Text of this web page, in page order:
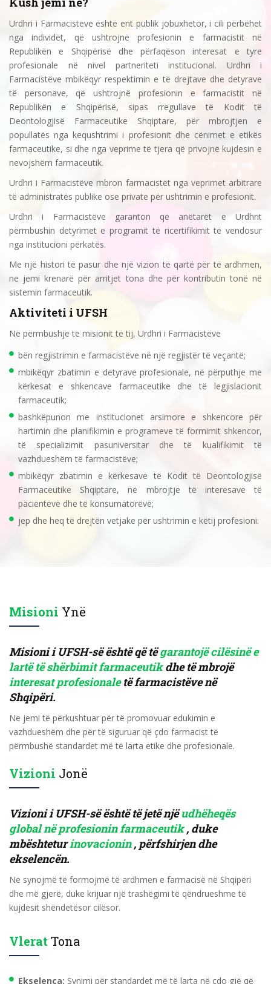
Urdhri i Farmacisteve është ent publik jobuxhetor, i cili përbëhet
nga individët, që ushtrojnë profesionin e farmacistit në
Republikën e Shqipërisë dhe përfaqëson interesat e tyre
profesionale në nivel partneriteti institucional. Urdhri i
Farmacistëve mbikëqyr respektimin e të drejtave dhe detyrave
të personave, që ushtrojnë profesionin e farmacistit në
Republikën e Shqipërisë, sipas rregullave të Kodit të
Deontologjisë Farmaceutike Shqiptare, për mbrojtjen e
popullatës nga kequshtrimi i profesionit dhe cënimet e etikës
farmaceutike, si dhe nga veprime të tjera që privojnë kujdesin e
nevojshëm farmaceutik.
Urdhri i Farmacistëve mbron farmacistët nga veprimet arbitrare
të administratës publike ose private për ushtrimin e profesionit.
Urdhri i Farmacistëve garanton që anëtarët e Urdhrit
përmbushin detyrimet e programit të ricertifikimit të vendosur
nga institucioni përkatës.
Me një histori të pasur dhe një vizion të qartë për të ardhmen,
ne jemi krenarë për arritjet tona dhe për kontributin tonë në
sistemin farmaceutik.
Aktiviteti i UFSH
Në përmbushje te misionit të tij, Urdhri i Farmacistëve
bën regjistrimin e farmacistëve në një regjistër të veçantë;
mbikëqyr zbatimin e detyrave profesionale, në përputhje me
kërkesat e shkencave farmaceutike dhe të legjislacionit
farmaceutik;
bashkëpunon me institucionet arsimore e shkencore për
hartimin dhe planifikimin e programeve të formimit shkencor,
të specializimit pasuniversitar dhe të kualifikimit të
vazhdueshëm të farmacistëve;
mbikëqyr zbatimin e kërkesave të Kodit të Deontologjisë
Farmaceutike Shqiptare, në mbrojtje të interesave të
pacientëve dhe të konsumatorëve;
jep dhe heq të drejtën vetjake për ushtrimin e këtij profesioni.
Misioni Ynë
Misioni i UFSH-së është që tëgarantojë cilësinë e
lartë të shërbimit farmaceutikdhe të mbrojë
interesat profesionaletë farmacistëve në
Shqipëri.
Ne jemi të përkushtuar për të promovuar edukimin e
vazhdueshëm dhe për të siguruar që çdo farmacist të
përmbushë standardet më të larta etike dhe profesionale.
Vizioni Jonë
Vizioni i UFSH-së është të jetë njëudhëheqës
global në profesionin farmaceutik, duke
mbështeturinovacionin, përfshirjen dhe
ekselencën.
Ne synojmë të formojmë të ardhmen e farmacisë në Shqipëri
dhe më gjerë, duke krijuar një trashëgimi të qëndrueshme të
kujdesit shëndetësor cilësor.
VleratTona
Ekselenca: Synimi për standardet më të larta në çdo gjë që